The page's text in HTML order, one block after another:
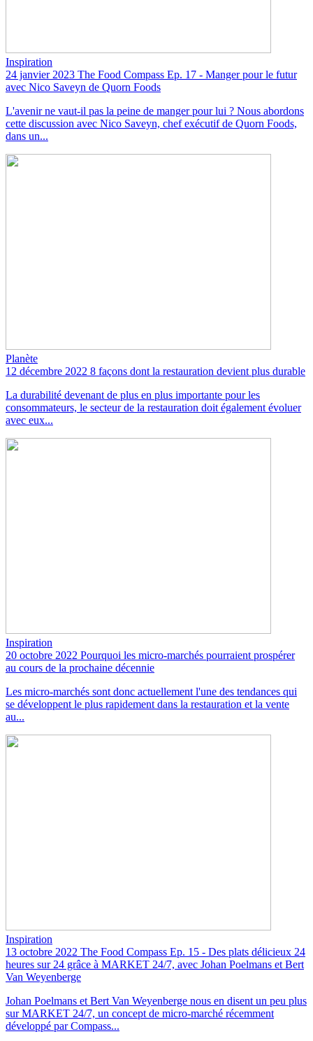
Inspiration
24 janvier 2023 The Food Compass Ep. 17 - Manger pour le futur
avec Nico Saveyn de Quorn Foods
L'avenir ne vaut-il pas la peine de manger pour lui ? Nous abordons
cette discussion avec Nico Saveyn, chef exécutif de Quorn Foods,
dans un...
Planète
12 décembre 2022 8 façons dont la restauration devient plus durable
La durabilité devenant de plus en plus importante pour les
consommateurs, le secteur de la restauration doit également évoluer
avec eux...
Inspiration
20 octobre 2022 Pourquoi les micro-marchés pourraient prospérer
au cours de la prochaine décennie
Les micro-marchés sont donc actuellement l'une des tendances qui
se développent le plus rapidement dans la restauration et la vente
au...
Inspiration
13 octobre 2022 The Food Compass Ep. 15 - Des plats délicieux 24
heures sur 24 grâce à MARKET 24/7, avec Johan Poelmans et Bert
Van Weyenberge
Johan Poelmans et Bert Van Weyenberge nous en disent un peu plus
sur MARKET 24/7, un concept de micro-marché récemment
développé par Compass...